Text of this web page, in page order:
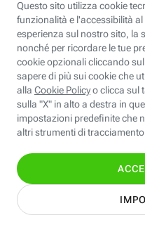
CM
CM14
EBFC<BannerID>